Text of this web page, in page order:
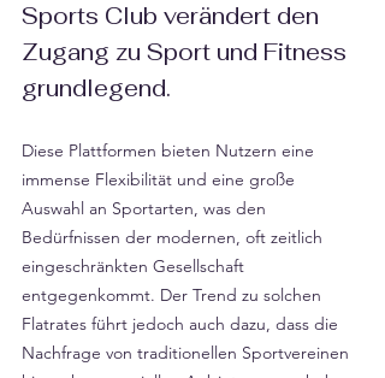
Sports Club verändert den
Zugang zu Sport und Fitness
grundlegend.
Diese Plattformen bieten Nutzern eine
immense Flexibilität und eine große
Auswahl an Sportarten, was den
Bedürfnissen der modernen, oft zeitlich
eingeschränkten Gesellschaft
entgegenkommt. Der Trend zu solchen
Flatrates führt jedoch auch dazu, dass die
Nachfrage von traditionellen Sportvereinen